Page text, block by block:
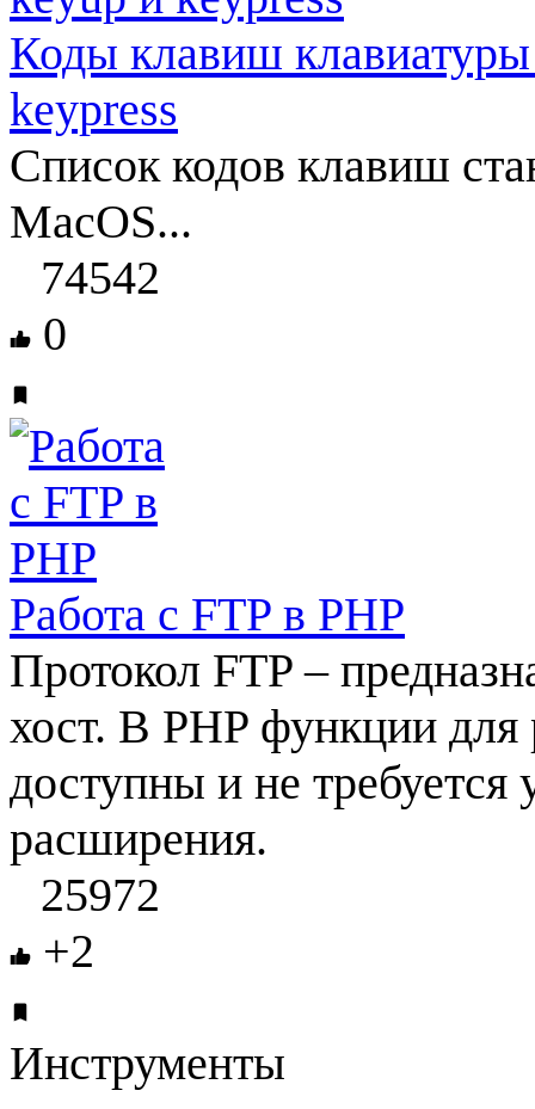
Коды клавиш
keypress
Список кодов клавиш
MacOS...
74542
0
Работа с FTP в PHP
Протокол FTP –
хост. В PHP функции для
доступны и не требуется
расширения.
25972
+2
Инструменты